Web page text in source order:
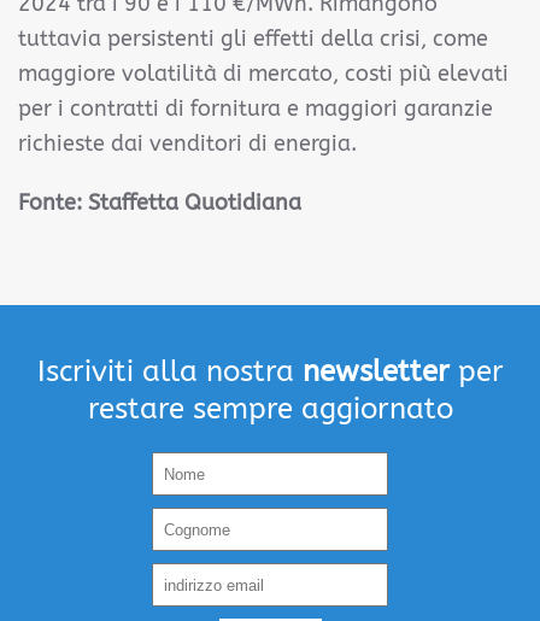
tuttavia persistenti gli effetti della crisi, come
maggiore volatilità di mercato, costi più elevati
per i contratti di fornitura e maggiori garanzie
richieste dai venditori di energia.
Fonte: Staffetta Quotidiana
Iscriviti alla nostra newsletterper
restare sempre aggiornato